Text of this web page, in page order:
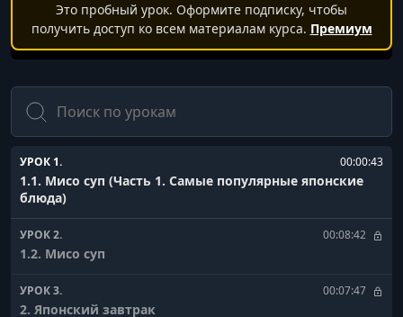
Это пробный урок. Оформите подписку, чтобы
получить доступ ко всем материалам курса. Премиум
Поиск
УРОК 1. 00:00:43
1.1. Мисо суп (Часть 1. Cамые популярные японские
блюда)
УРОК 2. 00:08:42
1.2. Мисо суп
УРОК 3. 00:07:47
2. Японский завтрак